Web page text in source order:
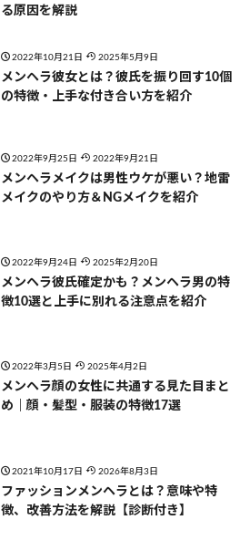
る原因を解説
2022年10月21日 2025年5月9日
メンヘラ彼女とは？彼氏を振り回す10個
の特徴・上手な付き合い方を紹介
2022年9月25日 2022年9月21日
メンヘラメイクは男性ウケが悪い？地雷
メイクのやり方＆NGメイクを紹介
2022年9月24日 2025年2月20日
メンヘラ彼氏確定かも？メンヘラ男の特
徴10選と上手に別れる注意点を紹介
2022年3月5日 2025年4月2日
メンヘラ顔の女性に共通する見た目まと
め｜顔・髪型・服装の特徴17選
2021年10月17日 2026年8月3日
ファッションメンヘラとは？意味や特
徴、改善方法を解説【診断付き】